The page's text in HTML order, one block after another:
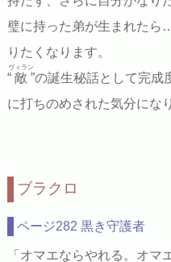
璧に持った弟が生まれたら
りたくなります。
“ 敵
ヴィラン
”の誕生秘話として完
に打ちのめされた気分にな
ブラクロ
ページ282 黒き守護者
「オマエならやれる。オ